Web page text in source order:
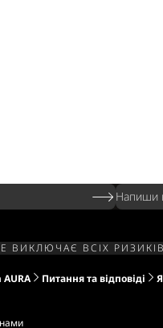
Напиши
ВИКЛЮЧАЄ ВСІХ
Питання та відповіді